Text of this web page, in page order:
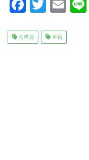
F
c
T
tt
E
ai
公務員 本籍